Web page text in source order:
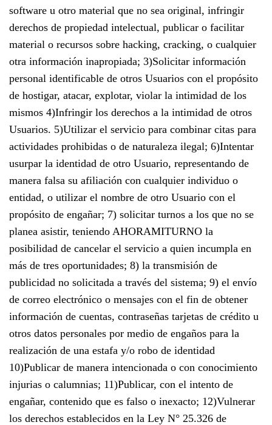
software u otro material que no sea original, infringir
derechos de propiedad intelectual, publicar o facilitar
material o recursos sobre hacking, cracking, o cualquier
otra información inapropiada; 3)Solicitar información
personal identificable de otros Usuarios con el propósito
de hostigar, atacar, explotar, violar la intimidad de los
mismos 4)Infringir los derechos a la intimidad de otros
Usuarios. 5)Utilizar el servicio para combinar citas para
actividades prohibidas o de naturaleza ilegal; 6)Intentar
usurpar la identidad de otro Usuario, representando de
manera falsa su afiliación con cualquier individuo o
entidad, o utilizar el nombre de otro Usuario con el
propósito de engañar; 7) solicitar turnos a los que no se
planea asistir, teniendo AHORAMITURNO la
posibilidad de cancelar el servicio a quien incumpla en
más de tres oportunidades; 8) la transmisión de
publicidad no solicitada a través del sistema; 9) el envío
de correo electrónico o mensajes con el fin de obtener
información de cuentas, contraseñas tarjetas de crédito u
otros datos personales por medio de engaños para la
realización de una estafa y/o robo de identidad
10)Publicar de manera intencionada o con conocimiento
injurias o calumnias; 11)Publicar, con el intento de
engañar, contenido que es falso o inexacto; 12)Vulnerar
los derechos establecidos en la Ley N° 25.326 de